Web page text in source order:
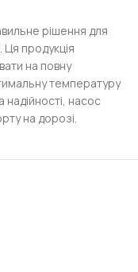
рішення для
Ця продукція
на повну
температуру
надійності, насос
на дорозі.